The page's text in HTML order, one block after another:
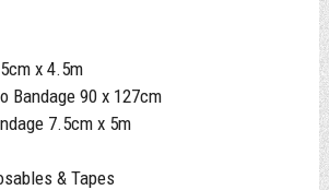
x 4.5m
Bandage 90 x 127cm
7.5cm x 5m
& Tapes